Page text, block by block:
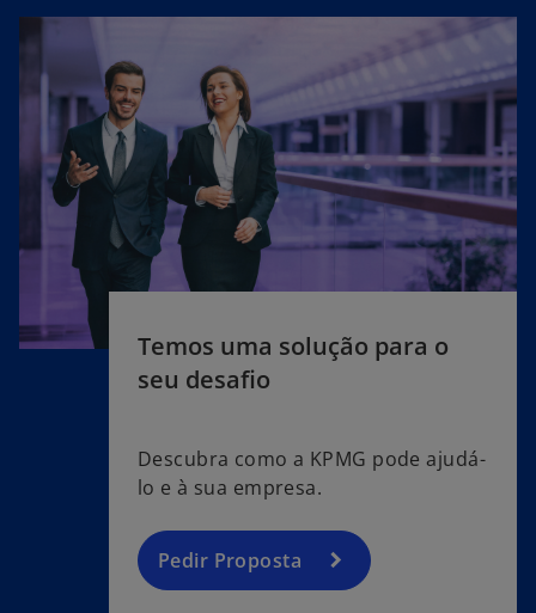
Temos uma solução para o
seu desafio
Descubra como a KPMG pode ajudá-
lo e à sua empresa.
Pedir Proposta